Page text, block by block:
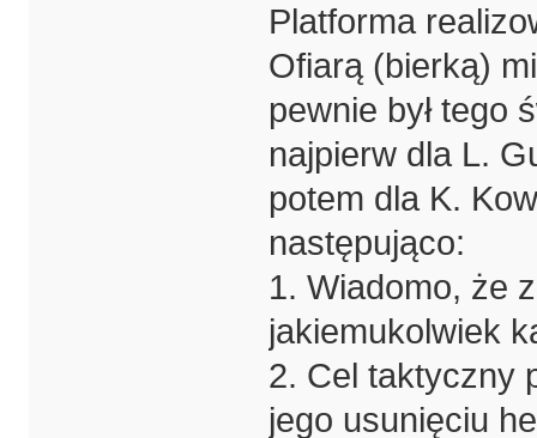
Platforma
Ofiarą (bierką)
pewnie był tego
najpierw dla L.
potem dla K.
następująco:
1. Wiadomo, że
jakiemukolwiek
2. Cel taktyczny
jego usunięciu